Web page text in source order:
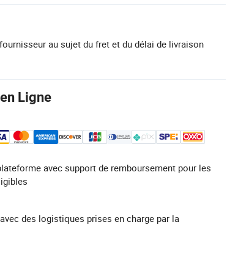
au sujet du fret et du délai de livraison
Ligne
avec support de remboursement pour les
des logistiques prises en charge par la